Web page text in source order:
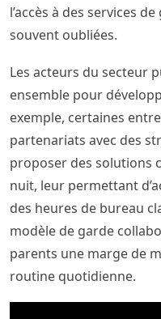
l’accès à des services
souvent oubliées.
Les acteurs du secteur
ensemble pour
exemple, certaines
partenariats avec des
proposer des solutions
nuit, leur permettant
des heures de bureau
modèle de garde
parents une marge de
routine quotidienne.